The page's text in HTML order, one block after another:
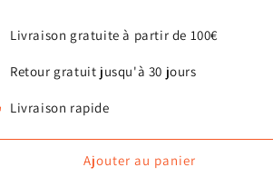
Collier
pour
chien
Collier
pour
chien
Corme
Livraison gratuite à partir de 100€
Retour gratuit jusqu'à 30 jours
Livraison rapide
Ajouter au panier